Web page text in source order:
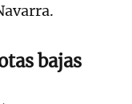
bajas